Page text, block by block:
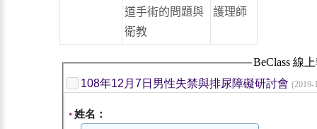
道手術的問題與
衛教
護理師